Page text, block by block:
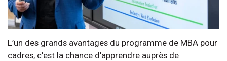
L’un des grands avantages du programme de MBA pour
cadres, c’est la chance d’apprendre auprès de